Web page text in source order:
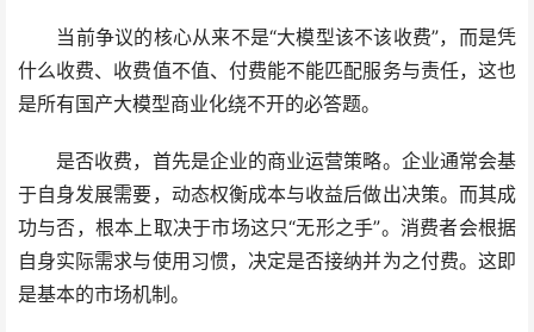
当前争议的核心从来不是“大模型该不该收费”，而是凭
什么收费、收费值不值、付费能不能匹配服务与责任，这也
是所有国产大模型商业化绕不开的必答题。
是否收费，首先是企业的商业运营策略。企业通常会基
于自身发展需要，动态权衡成本与收益后做出决策。而其成
功与否，根本上取决于市场这只“无形之手”。消费者会根据
自身实际需求与使用习惯，决定是否接纳并为之付费。这即
是基本的市场机制。